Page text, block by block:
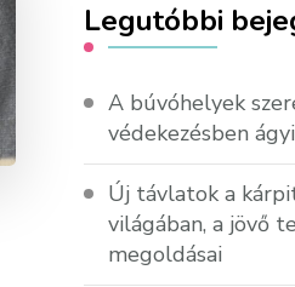
Legutóbbi
A búvóhelyek
védekezésben
Új távlatok a
világában, a jövő
megoldásai